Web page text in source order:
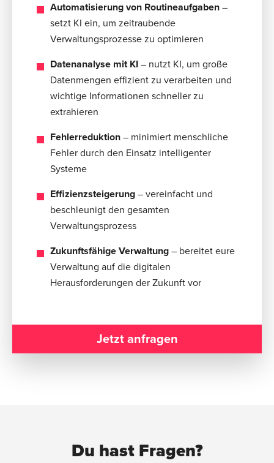
Automatisierung von Routineaufgaben –
setzt KI ein, um zeitraubende
Verwaltungsprozesse zu optimieren
Datenanalyse mit KI – nutzt KI, um große
Datenmengen effizient zu verarbeiten und
wichtige Informationen schneller zu
extrahieren
Fehlerreduktion – minimiert menschliche
Fehler durch den Einsatz intelligenter
Systeme
Effizienzsteigerung – vereinfacht und
beschleunigt den gesamten
Verwaltungsprozess
Zukunftsfähige Verwaltung – bereitet eure
Verwaltung auf die digitalen
Herausforderungen der Zukunft vor
Jetzt anfragen
Du hast Fragen?